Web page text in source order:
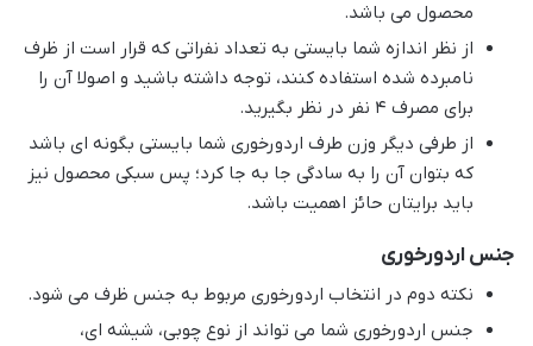
محصول می باشد.
از نظر اندازه شما بایستی به تعداد نفراتی که قرار است از ظرف
نامبرده شده استفاده کنند، توجه داشته باشید و اصولا آن را
برای مصرف 4 نفر در نظر بگیرید.
از طرفی دیگر وزن طرف اردورخوری شما بایستی بگونه ای باشد
که بتوان آن را به سادگی جا به جا کرد؛ پس سبکی محصول نیز
باید برایتان حائز اهمیت باشد.
جنس اردورخوری
نکته دوم در انتخاب اردورخوری مربوط به جنس ظرف می شود.
جنس اردورخوری شما می تواند از نوع چوبی، شیشه ای،